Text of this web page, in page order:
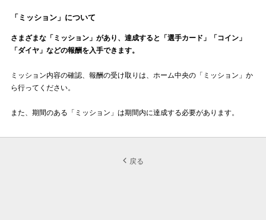
「ミッション」について
さまざまな「ミッション」があり、達成すると「選手カード」「コイン」
「ダイヤ」などの報酬を入手できます。
ミッション内容の確認、報酬の受け取りは、ホーム中央の「ミッション」か
ら行ってください。
また、期間のある「ミッション」は期間内に達成する必要があります。
戻る